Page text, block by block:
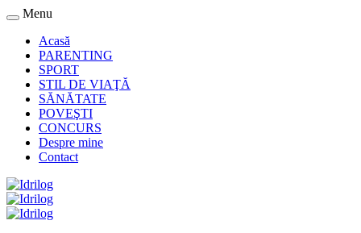
Menu
Acasă
PARENTING
SPORT
STIL DE VIAŢĂ
SĂNĂTATE
POVEŞTI
CONCURS
Despre mine
Contact